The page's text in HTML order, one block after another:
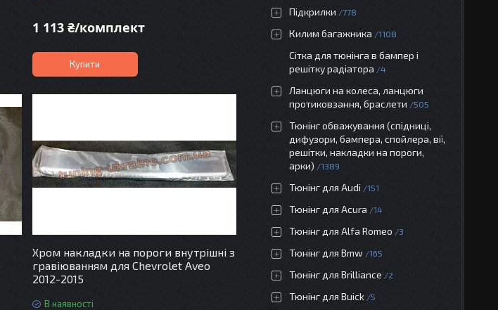
1 113 ₴/комплект
Купити
Хром накладки на пороги внутрішні з
гравіюванням для Chevrolet Aveo
2012-2015
В наявності
Підкрилки 778
Килим багажника 1108
Сітка для тюнінга в бампер і
решітку радіатора
4
Ланцюги на колеса, ланцюги
протиковзання, браслети
505
Тюнінг обважування (спідниці,
дифузори, бампера, спойлера, вії,
решітки, накладки на пороги,
арки)
1389
Тюнінг для Audi 151
Тюнінг для Acura 14
Тюнінг для Alfa Romeo 3
Тюнінг для Bmw 165
Тюнінг для Brilliance 2
Тюнінг для Buick 5